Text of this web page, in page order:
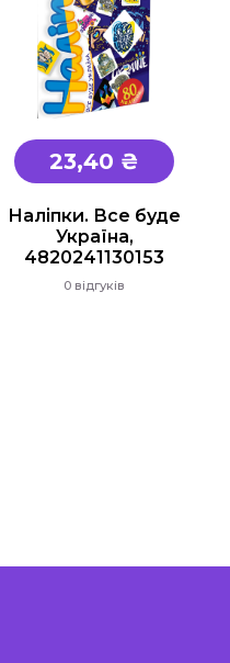
23,40 ₴
Наліпки. Все буде
Україна,
4820241130153
0 відгуків